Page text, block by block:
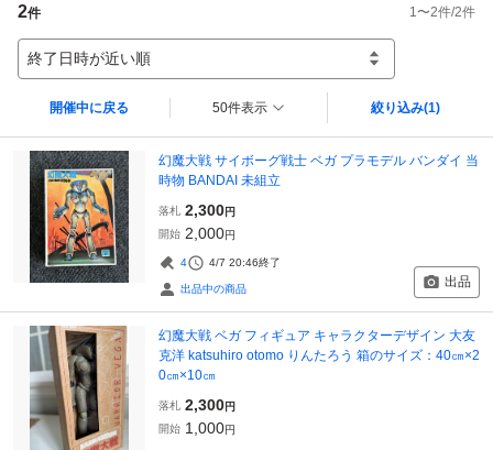
2件 1 〜2件/2件
終了日時が近い順
開催中に戻る 50件表示 絞り込み(1)
幻魔大戦 サイボーグ戦士 ベガ プラモデル バンダイ 当
時物 BANDAI 未組立
落札 2,300円
開始 2,000円
4 4/7 20:46終了
出品中の商品 出品
幻魔大戦 ベガ フィギュア キャラクターデザイン 大友
克洋 katsuhiro otomo りんたろう 箱のサイズ：40㎝×2
0㎝×10㎝
落札 2,300円
開始 1,000円